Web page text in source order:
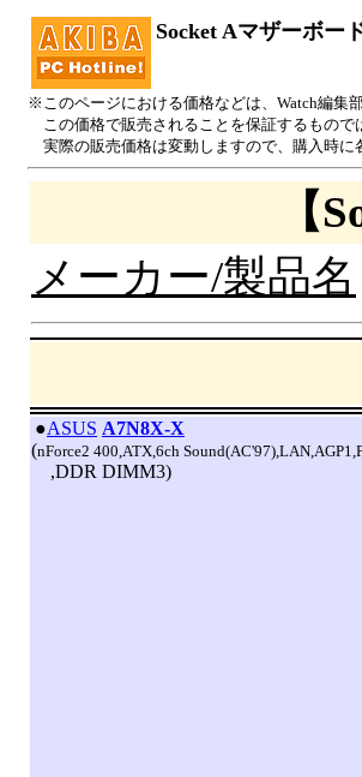
Socket Aマザーボー
※このページにおける価格などは、Watch編集
この価格で販売されることを保証するもので
実際の販売価格は変動しますので、購入時に
【
メーカー/製品名
●ASUS A7N8X-X
(nForce2 400,ATX,6ch
,DDR DIMM3)